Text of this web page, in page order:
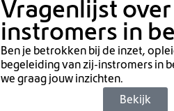
Vragenlijst
instromers in
Ben je betrokken bij de inzet,
begeleiding van zij-instromers in
we graag jouw inzichten.
Bekijk